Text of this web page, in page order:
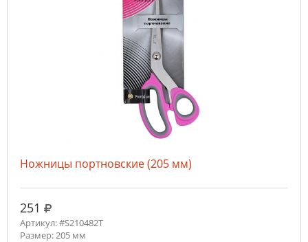
Ножницы портновские (205 мм)
251 руб.
Артикул: #S210482T
Размер: 205 мм